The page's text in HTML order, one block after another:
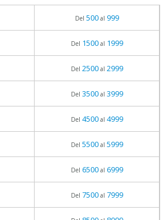
Del 500al 999
Del 1500al 1999
Del 2500al 2999
Del 3500al 3999
Del 4500al 4999
Del 5500al 5999
Del 6500al 6999
Del 7500al 7999